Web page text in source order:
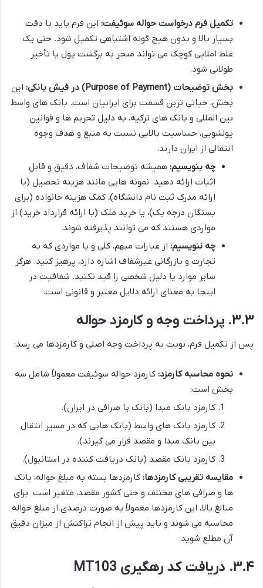
تکمیل فرم درخواست حواله سوئیفت: این فرم باید با دقت
بسیار بالا و بدون هیچ گونه اشتباهی تکمیل شود. حتی یک
غلط املایی کوچک می تواند منجر به برگشت پول یا تأخیر
طولانی شود.
بخش توضیحات (Purpose of Payment) در فیش بانکی:
این
بخش، حیاتی ترین قسمت برای ایرانیان است. بانک های واسط
بین المللی و بانک های ترکیه، به دلیل تحریم ها و قوانین
پولشویی، حساسیت بالایی نسبت به منبع و هدف وجوه
انتقالی از ایران دارند.
چه بنویسیم: همیشه توضیحات شفاف، دقیق و قابل
اثبات ارائه دهید. نمونه هایی مانند هزینه تحصیل (با
ارائه مدرک ثبت نام دانشگاه)، کمک هزینه خانواده (برای
بستگان درجه یک)، یا خرید ملک (با ارائه قرارداد خرید) از
مواردی هستند که می توانند پذیرفته شوند.
چه ننویسیم: از عبارات مبهم، کلی و یا مواردی که به
تجارت و بازرگانی غیرشفاف اشاره دارد، پرهیز کنید. هرگز
سایر موارد یا دلیل شخصی را قید نکنید. شفافیت در
اینجا به معنای ارائه دلایل معتبر و قانونی است.
۳.۳. پرداخت وجه و کارمزد حواله
پس از تکمیل فرم، نوبت به پرداخت وجه اصلی و کارمزدها می رسد:
نحوه محاسبه کارمزد: کارمزد حواله سوئیفت معمولاً شامل سه
بخش است:
کارمزد بانک مبدا (بانک یا صرافی در ایران).
کارمزد بانک های واسط (بانک هایی که در مسیر انتقال
بین بانک مبدا و مقصد قرار می گیرند).
کارمزد بانک مقصد (بانک دریافت کننده در استانبول).
مقایسه تقریبی کارمزدها: کارمزدها بسته به مبلغ حواله، بانک
ها و صرافی های مختلف و حتی کشور مقصد، متغیر است. برای
مبالغ بالا، این کارمزدها معمولاً به صورت درصدی از مبلغ حواله
محاسبه می شوند و باید پیش از انجام تراکنش از میزان دقیق
آن مطلع شوید.
۳.۴. دریافت کد رهگیری MT103